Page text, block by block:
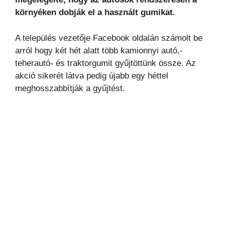
környéken dobják el a használt gumikat.
A település vezetője Facebook oldalán számolt be
arról hogy két hét alatt több kamionnyi autó,-
teherautó- és traktorgumit gyűjtöttünk össze. Az
akció sikerét látva pedig újabb egy héttel
meghosszabbítják a gyűjtést.